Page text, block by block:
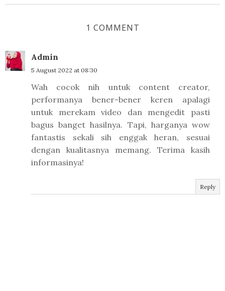
1 COMMENT
Admin
5 August 2022 at 08:30
Wah cocok nih untuk content creator,
performanya bener-bener keren apalagi
untuk merekam video dan mengedit pasti
bagus banget hasilnya. Tapi, harganya wow
fantastis sekali sih enggak heran, sesuai
dengan kualitasnya memang. Terima kasih
informasinya!
Reply